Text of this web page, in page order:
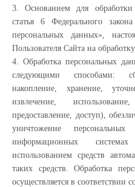
3. Основанием для
статья 6 Федерального
персональных данных»,
Пользователя Сайта на
4. Обработка персональных
следующими способами:
накопление, хранение,
извлечение,
предоставление, доступ),
уничтожение
информационных
использованием средств
таких средств. Обработка
осуществляется в соответствии